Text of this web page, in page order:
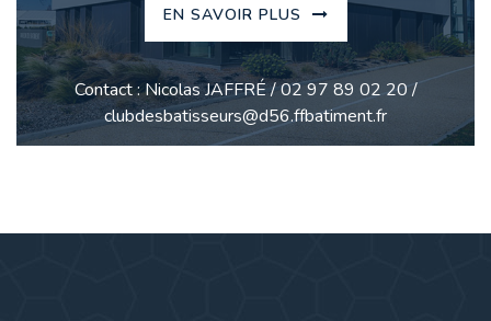
EN SAVOIR PLUS
Contact : Nicolas JAFFRÉ / 02 97 89 02 20 /
clubdesbatisseurs@d56.ffbatiment.fr